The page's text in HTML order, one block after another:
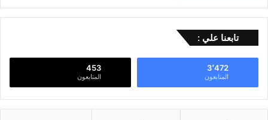
تابعنا علي :
3٬472
المتابعون
453
المتابعون